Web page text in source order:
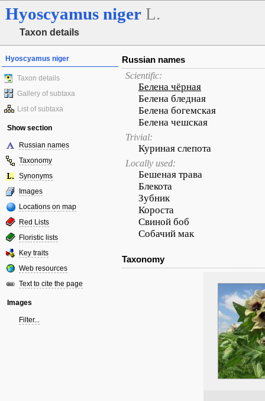
Hyoscyamus niger L.
Taxon details
Hyoscyamus niger
Taxon details
Gallery of subtaxa
List of subtaxa
Show section
Russian names
Taxonomy
Synonyms
Images
Locations on map
Red Lists
Floristic lists
Key traits
Web resources
Text to cite the page
Images
Filter...
Russian names
Scientific:
Белена чёрная
Белена бледная
Белена богемская
Белена чешская
Trivial:
Куриная слепота
Locally used:
Бешеная трава
Блекота
Зубник
Короста
Свиной боб
Собачий мак
Taxonomy